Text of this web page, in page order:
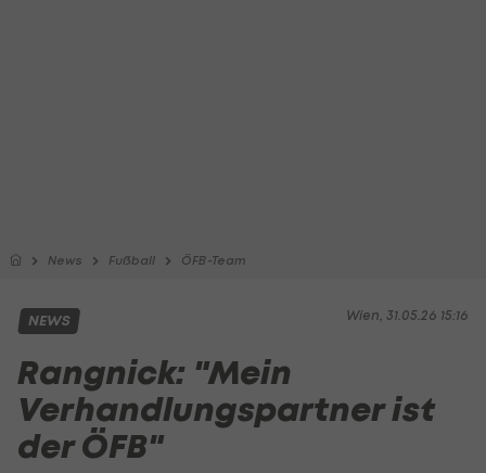
News Fußball ÖFB-Team
Wien, 31.05.26 15:16
NEWS
Rangnick: "Mein
Verhandlungspartner ist
der ÖFB"